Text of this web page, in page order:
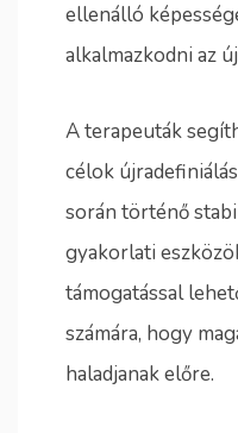
ellenálló
alkalmazkodni az
A terapeuták
célok
során történő
gyakorlati
támogatással
számára, hogy
haladjanak előre.